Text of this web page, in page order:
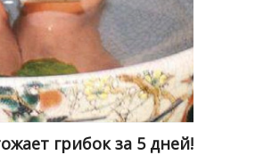
грибок за 5 дней!